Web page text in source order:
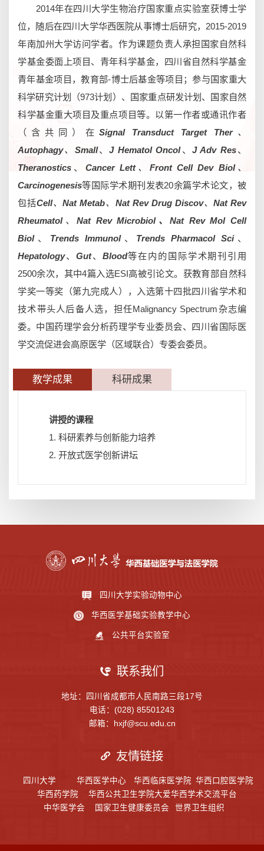
2014年在四川大学生物治疗国家重点实验室获博士学
位，随后在四川大学华西医院从事博士后研究，2015-2019
年南加州大学访问学者。作为课题负责人承担国家自然科
学基金委面上项目、青年科学基金，四川省自然科学基金
青年基金项目，教育部-博士后基金等项目；参与国家重大
科学研究计划（973计划）、国家重点研发计划、国家自然
科学基金重大项目及重点项目等。以第一作者或通讯作者
（含共同）在 Signal Transduct Target Ther、
Autophagy、 Small、J Hematol Oncol、 J Adv Res、
Theranostics 、 Cancer Lett、 Front Cell Dev Biol、
Carcinogenesis等国际学术期刊发表20余篇学术论文，被
包括Cell、Nat Metab、 Nat Rev Drug Discov、 Nat Rev
Rheumatol、Nat Rev Microbiol、Nat Rev Mol Cell
Biol、 Trends Immunol、 Trends Pharmacol Sci、
Hepatology、 Gut、 Blood等在内的国际学术期刊引用
2500余次，其中4篇入选ESI高被引论文。获教育部自然科
学奖一等奖（第九完成人），入选第十四批四川省学术和
技术带头人后备人选，担任Malignancy Spectrum杂志编
委。中国药理学会分析药理学专业委员会、四川省国际医
学交流促进会高原医学（区域联合）专委会委员。
教学成果 科研成果
讲授的课程
1. 科研素养与创新能力培养
2. 开放式医学创新讲坛
四川大学实验动物中心
华西医学基础实验教学中心
公共平台实验室
联系我们
地址：四川省成都市人民南路三段17号
电话：(028) 85501243
邮箱：hxjf@scu.edu.cn
友情链接
四川大学 华西医学中心 华西临床医学院 华西口腔医学院
华西药学院
华西公共卫生学院大爱华西学术交流平台
中华医学会
国家卫生健康委员会 世界卫生组织